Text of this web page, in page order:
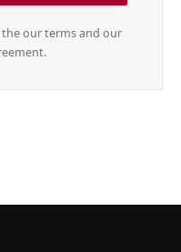
our terms and our